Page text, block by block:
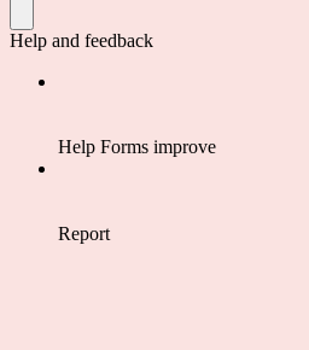
Help and feedback
Help Forms improve
Report